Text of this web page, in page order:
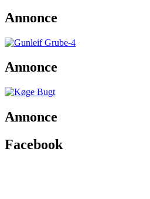
Annonce
Annonce
Annonce
Facebook